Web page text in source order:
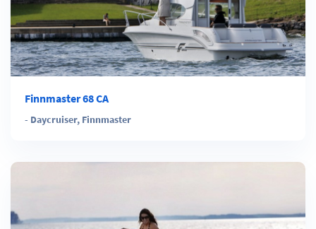
Finnmaster 68 CA
- Daycruiser, Finnmaster